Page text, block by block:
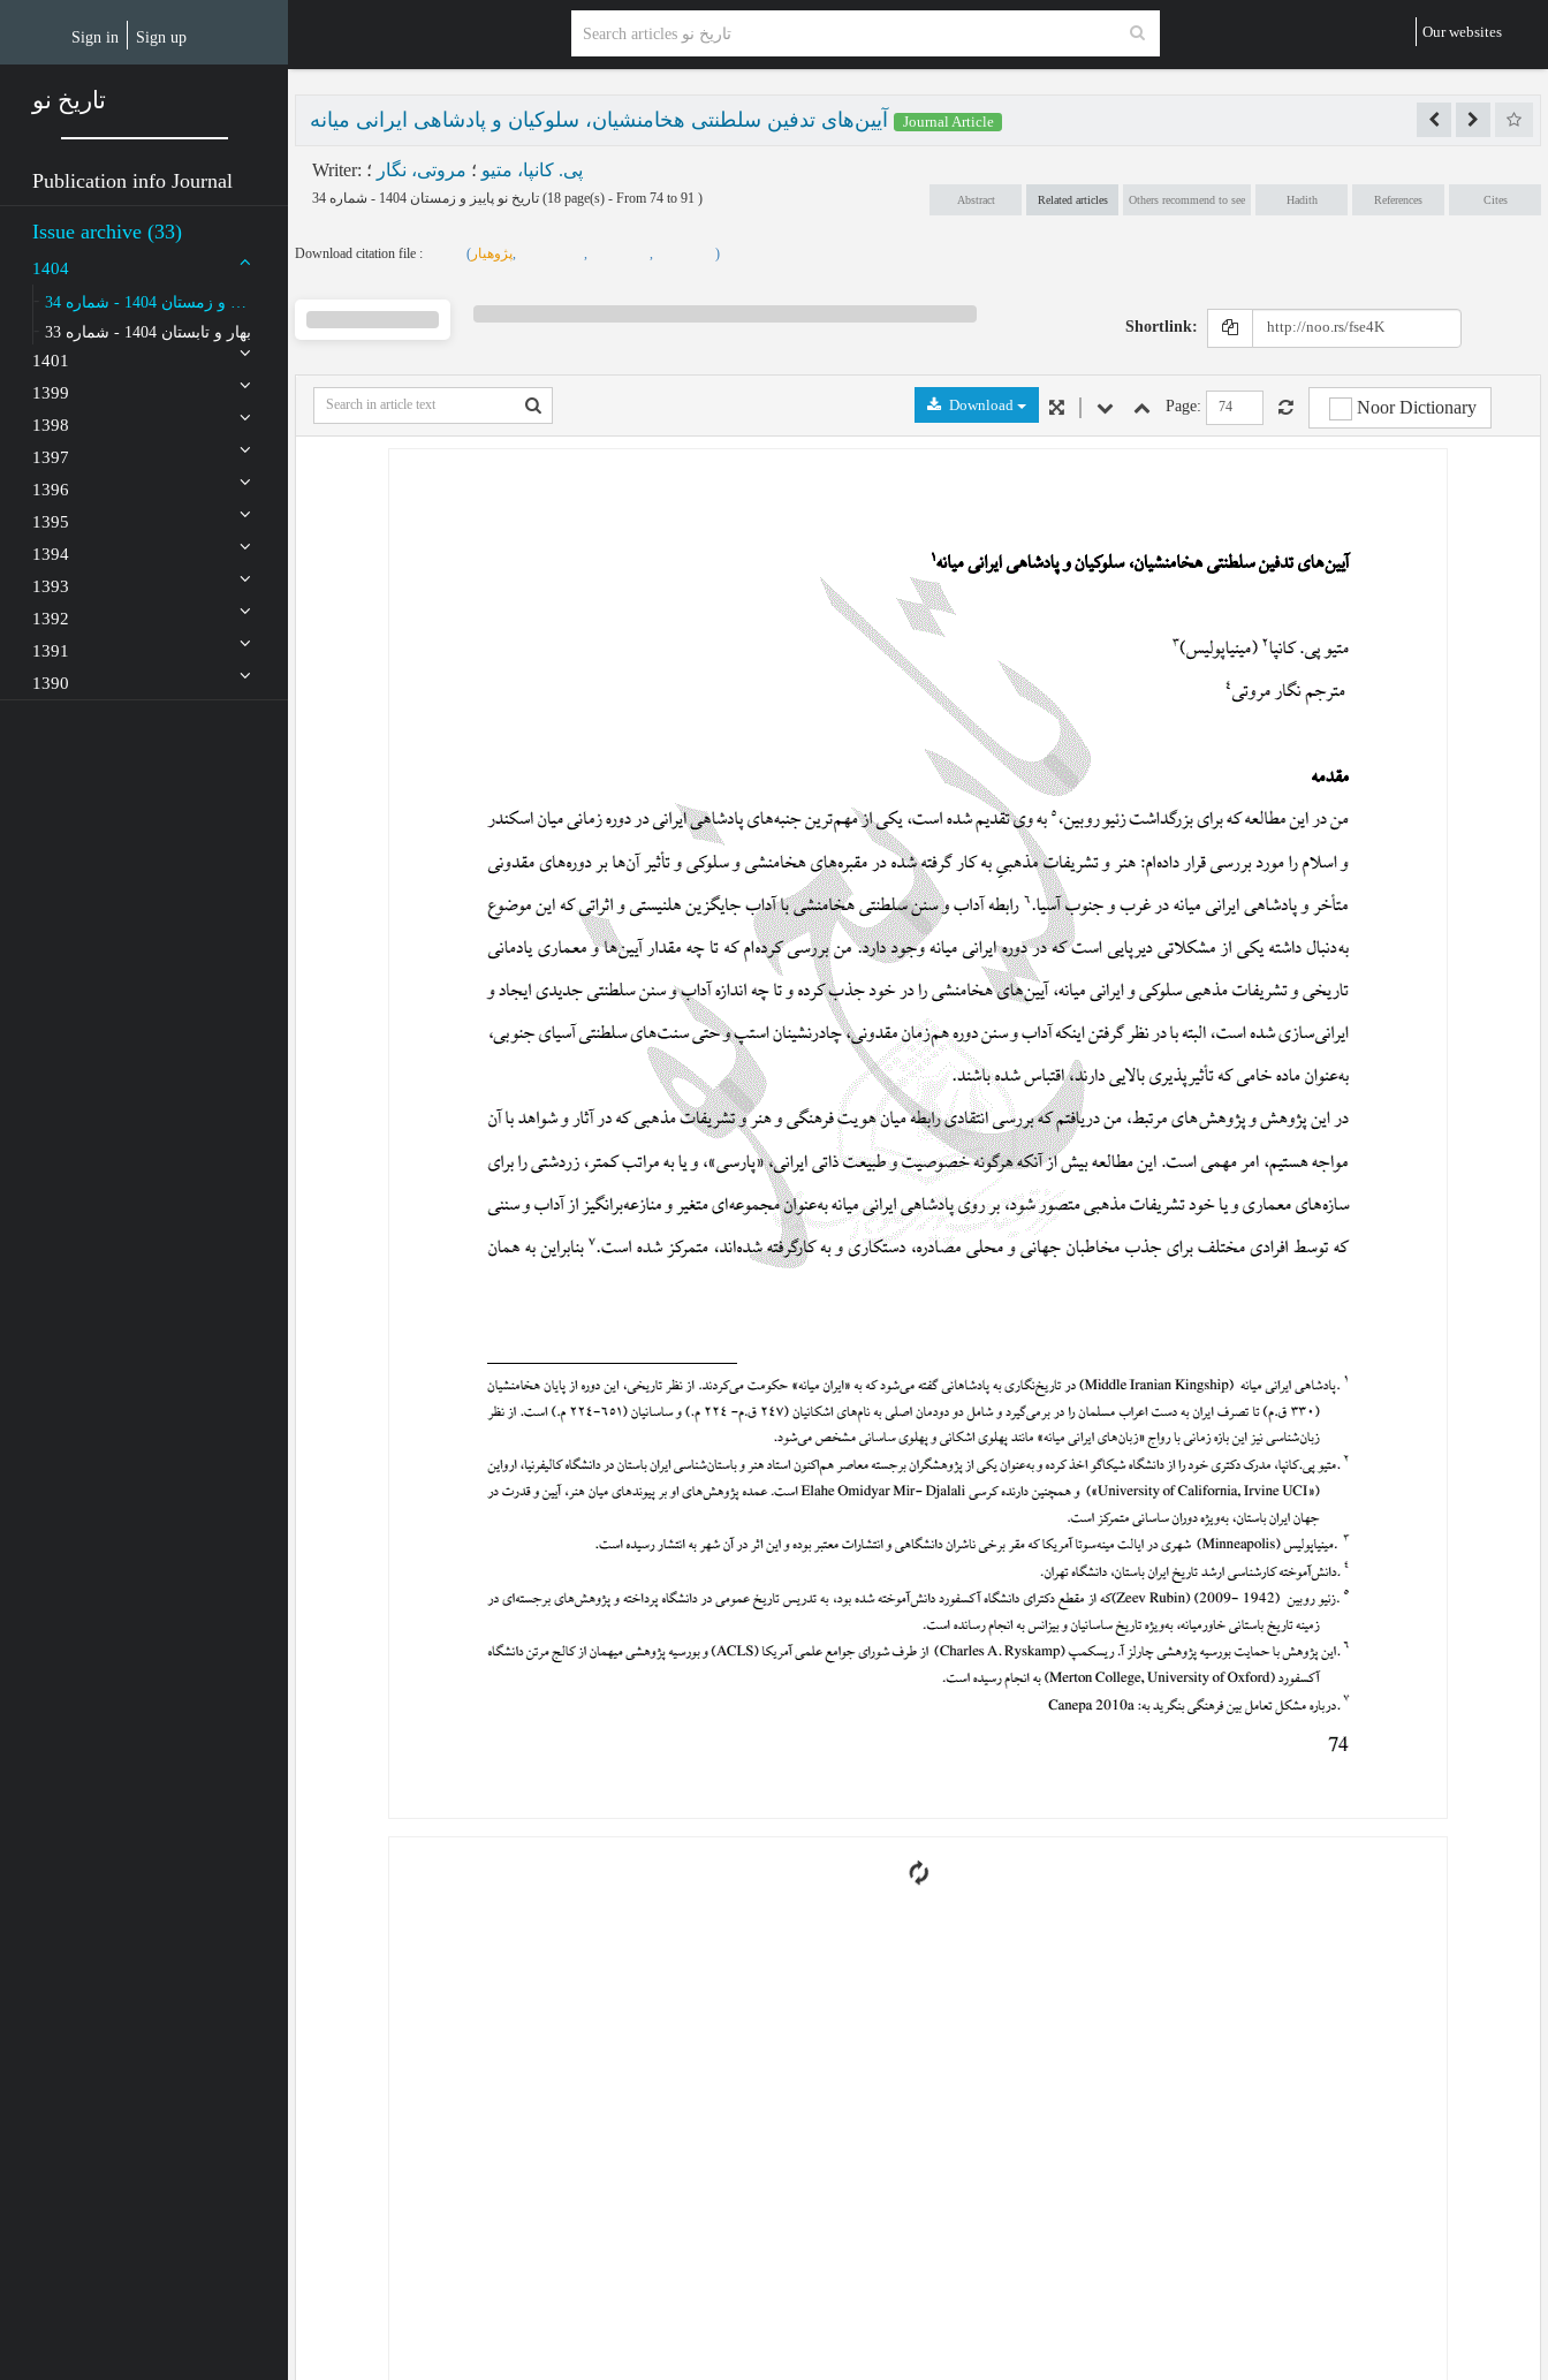
Our websites
Sign in Sign up
تاریخ نو
Publication info Journal
Issue archive (33)
1404
پاییز و زمستان 1404 - شماره 34
بهار و تابستان 1404 - شماره 33
1401
1399
1398
1397
1396
1395
1394
1393
1392
1391
1390
آیین‌های تدفین سلطنتی هخامنشیان، سلوکیان و پادشاهی ایرانی میانه Journal Article
Writer: پی. کانپا، متیو ؛ مروتی، نگار ؛
(‎18 page(s) - From 74 to 91 ) Abstract Related articles Others recommend to see Hadith References Cites
Download citation file : ( پژوهیار, , , )
Shortlink:
Page: Noor Dictionary
Download